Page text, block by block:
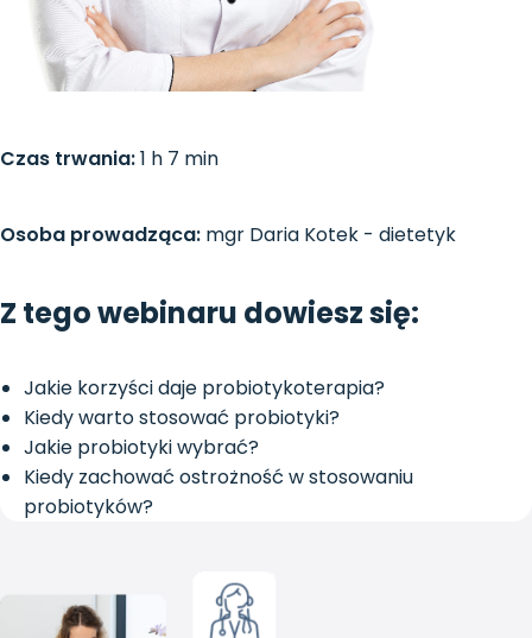
Czas trwania:1 h 7 min
Osoba prowadząca: mgr Daria Kotek - dietetyk
Z tego webinaru dowiesz się:
Jakie korzyści daje probiotykoterapia?
Kiedy warto stosować probiotyki?
Jakie probiotyki wybrać?
Kiedy zachować ostrożność w stosowaniu
probiotyków?